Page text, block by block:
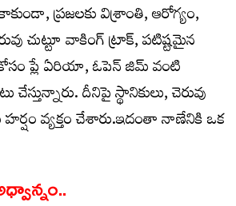
ప్రజలకు విశ్రాంతి, ఆరోగ్యం,
చుట్టూ వాకింగ్‌ ట్రాక్, పటిష్టమైన
ప్లే ఏరియా, ఓపెన్‌ జిమ్‌ వంటి
దీనిపై స్థానికులు, చెరువు
వ్యక్తం చేశారు.ఇదంతా నాణేనికి ఒక